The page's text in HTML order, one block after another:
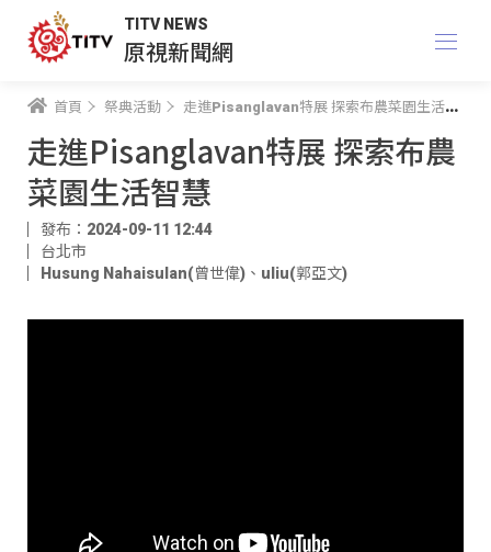
TITV NEWS
原視新聞網
首頁 祭典活動 走進Pisanglavan特展 探索布農菜園生活智慧
走進Pisanglavan特展 探索布農
菜園生活智慧
發布：2024-09-11 12:44
台北市
Husung Nahaisulan(曾世偉) 、 uliu(郭亞文)